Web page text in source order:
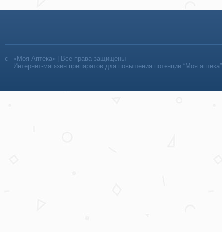
«Моя Аптека» | Все права защищены
Интернет-магазин препаратов для повышения потенции “Моя